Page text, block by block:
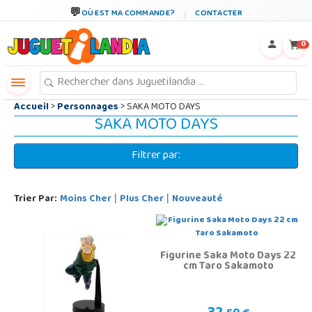
OÙ EST MA COMMANDE? CONTACTER
0
Accueil>Personnages> SAKA MOTO DAYS
SAKA MOTO DAYS
Filtrer par:
Trier Par: Moins Cher | Plus Cher | Nouveauté
Figurine Saka Moto Days 22
cm Taro Sakamoto